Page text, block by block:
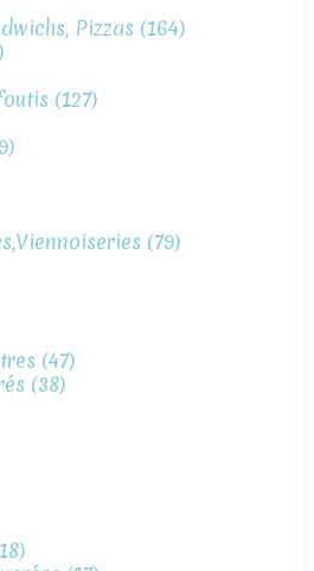
Pizzas (164)
(127)
(79)
(47)
(38)